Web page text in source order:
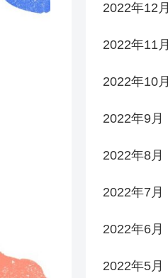
2022年12月
2022年11月
2022年10月
2022年9月
2022年8月
2022年7月
2022年6月
2022年5月